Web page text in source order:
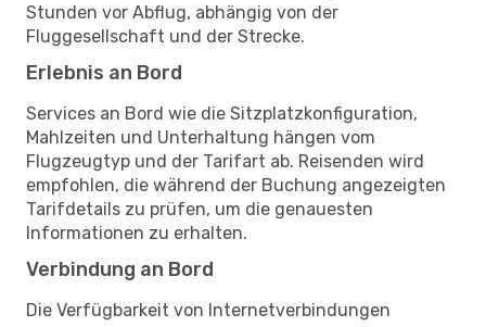
Stunden vor Abflug, abhängig von der
Fluggesellschaft und der Strecke.
Erlebnis an Bord
Services an Bord wie die Sitzplatzkonfiguration,
Mahlzeiten und Unterhaltung hängen vom
Flugzeugtyp und der Tarifart ab. Reisenden wird
empfohlen, die während der Buchung angezeigten
Tarifdetails zu prüfen, um die genauesten
Informationen zu erhalten.
Verbindung an Bord
Die Verfügbarkeit von Internetverbindungen